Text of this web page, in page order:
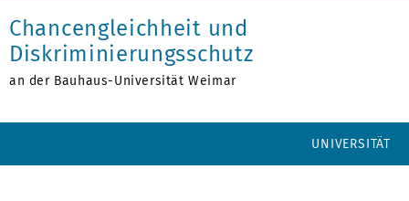
Chancengleichheit und
Diskriminierungsschutz
an der Bauhaus-Universität Weimar
UNIVERSITÄT